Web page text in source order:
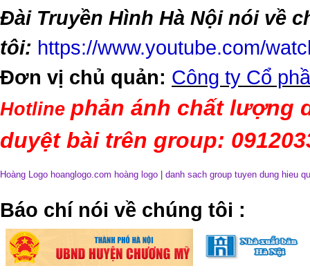
Đài Truyền Hình Hà Nội nói về
tôi: https://www.youtube.com/
Đơn vị chủ quản: Công ty Cổ
Hotline phản ánh chất lượng
duyệt bài trên group:
Hoàng Logo hoanglogo.com hoàng logo danh sach group tuyen dung hieu
​Báo chí nói về chúng tôi :